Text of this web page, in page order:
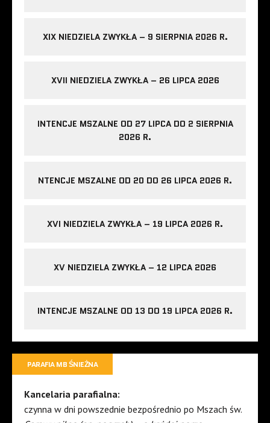
XIX NIEDZIELA ZWYKŁA – 9 SIERPNIA 2026 R.
XVII NIEDZIELA ZWYKŁA – 26 LIPCA 2026
INTENCJE MSZALNE OD 27 LIPCA DO 2 SIERPNIA
2026 R.
NTENCJE MSZALNE OD 20 DO 26 LIPCA 2026 R.
XVI NIEDZIELA ZWYKŁA – 19 LIPCA 2026 R.
XV NIEDZIELA ZWYKŁA – 12 LIPCA 2026
INTENCJE MSZALNE OD 13 DO 19 LIPCA 2026 R.
PARAFIA MB ŚNIEŻNA
Kancelaria parafialna:
czynna w dni powszednie bezpośrednio po Mszach św.